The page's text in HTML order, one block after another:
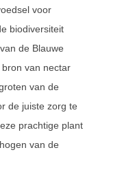
voor
biodiversiteit
de Blauwe
van nectar
van de
de juiste zorg te
prachtige plant
van de